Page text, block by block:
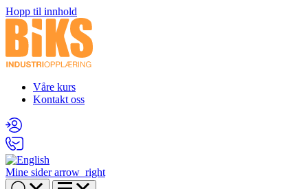
Hopp til innhold
Våre kurs
Kontakt oss
Mine sider arrow_right